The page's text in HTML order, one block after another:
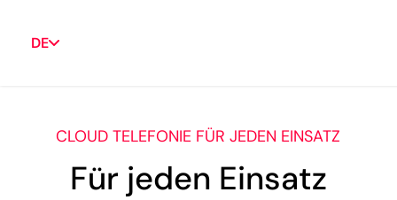
DE
CLOUD TELEFONIE FÜR JEDEN EINSATZ
Für jeden Einsatz